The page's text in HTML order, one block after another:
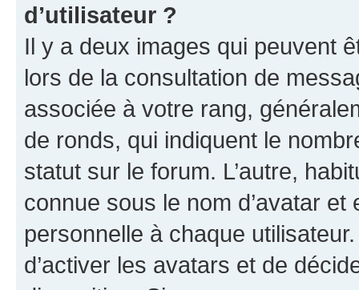
d’utilisateur ?
Il y a deux images qui peuvent
lors de la consultation de
associée à votre rang,
de ronds, qui indiquent le
statut sur le forum. L’autre,
connue sous le nom d’avatar
personnelle à chaque
d’activer les avatars et de